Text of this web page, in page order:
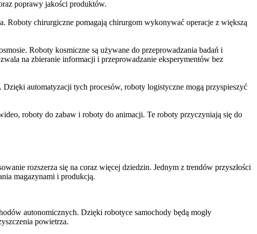
poprawy jakości produktów.
Roboty chirurgiczne pomagają chirurgom wykonywać operacje z większą
Roboty kosmiczne są używane do przeprowadzania badań i
na zbieranie informacji i przeprowadzanie eksperymentów bez
automatyzacji tych procesów, roboty logistyczne mogą przyspieszyć
roboty do zabaw i roboty do animacji. Te roboty przyczyniają się do
rozszerza się na coraz więcej dziedzin. Jednym z trendów przyszłości
magazynami i produkcją.
autonomicznych. Dzięki robotyce samochody będą mogły
powietrza.